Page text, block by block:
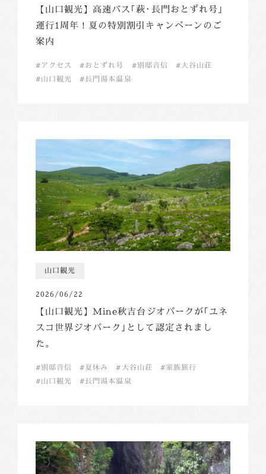
【山口観光】高速バス｢萩･長門おとずれ号｣
運行1周年！夏の特別割引キャンペーンのご
案内
アクセス おとずれ号 別邸音信
大谷山荘
山口観光
長門湯本温泉
山口観光
2026/06/22
【山口観光】Mine秋吉台ジオパークが｢ユネ
スコ世界ジオパーク｣として認定されまし
た。
別邸音信 夏休み 大谷山荘
家族旅行
山口観光
長門湯本温泉